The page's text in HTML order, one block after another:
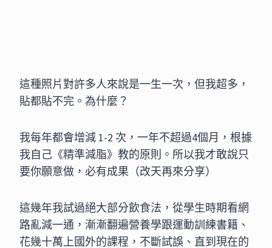
這種照片對許多人來說是一生一次，但我超多，
貼都貼不完。為什麼？
我每年都會增減 1-2 次，一年不超過4個月，根據
我自己《精準減脂》教的原則。所以我才敢說只
要你願意做，必有成果（改天再來分享）
這幾年我試過絕大部分飲食法，從學生時期看網
路亂減一通，漸漸翻遍營養學跟運動訓練書籍、
花幾十萬上國外的課程，不斷試誤、直到現在的